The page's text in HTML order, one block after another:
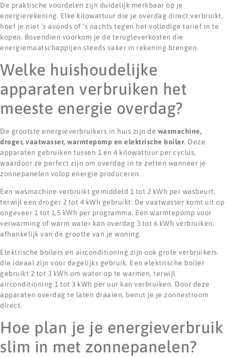
De praktische voordelen zijn duidelijk merkbaar op je
energierekening. Elke kilowattuur die je overdag direct verbruikt,
hoef je niet ’s avonds of ’s nachts tegen het volledige tarief in te
kopen. Bovendien voorkom je de terugleverkosten die
energiemaatschappijen steeds vaker in rekening brengen.
Welke huishoudelijke
apparaten verbruiken het
meeste energie overdag?
De grootste energieverbruikers in huis zijn de wasmachine,
droger, vaatwasser, warmtepomp en elektrische boiler. Deze
apparaten gebruiken tussen 1 en 4 kilowattuur per cyclus,
waardoor ze perfect zijn om overdag in te zetten wanneer je
zonnepanelen volop energie produceren.
Een wasmachine verbruikt gemiddeld 1 tot 2 kWh per wasbeurt,
terwijl een droger 2 tot 4 kWh gebruikt. De vaatwasser komt uit op
ongeveer 1 tot 1,5 kWh per programma. Een warmtepomp voor
verwarming of warm water kan overdag 3 tot 6 kWh verbruiken,
afhankelijk van de grootte van je woning.
Elektrische boilers en airconditioning zijn ook grote verbruikers
die ideaal zijn voor dagelijks gebruik. Een elektrische boiler
gebruikt 2 tot 3 kWh om water op te warmen, terwijl
airconditioning 1 tot 3 kWh per uur kan verbruiken. Door deze
apparaten overdag te laten draaien, benut je je zonnestroom
direct.
Hoe plan je je energieverbruik
slim in met zonnepanelen?